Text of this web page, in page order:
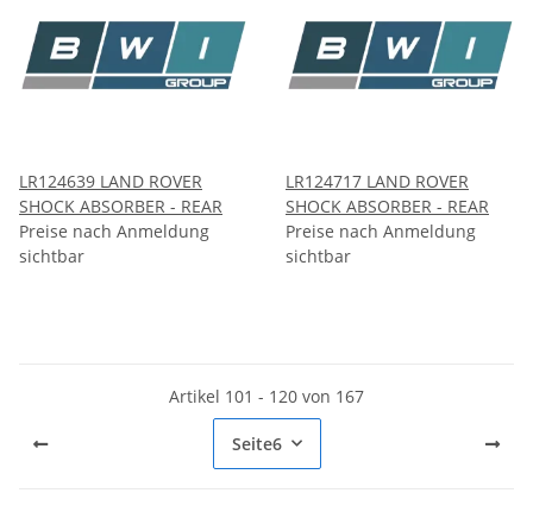
LR124639 LAND ROVER
SHOCK ABSORBER - REAR
Preise nach Anmeldung
sichtbar
LR124717 LAND ROVER
SHOCK ABSORBER - REAR
Preise nach Anmeldung
sichtbar
Artikel 101 - 120 von 167
Seite6